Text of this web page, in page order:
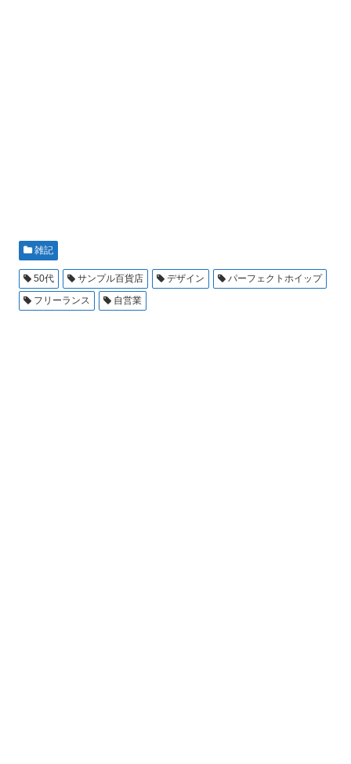
雑記
50代 サンプル百貨店 デザイン
パーフェクトホイップ
フリーランス
自営業